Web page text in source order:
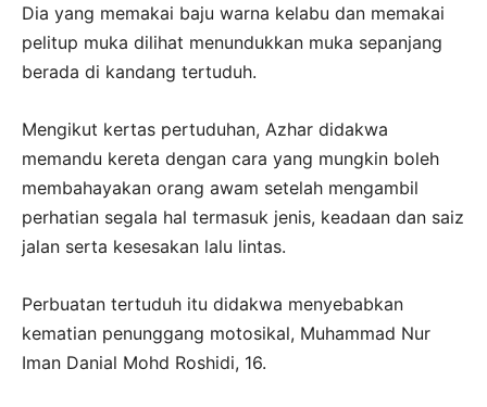
Dia yang memakai baju warna kelabu dan memakai
pelitup muka dilihat menundukkan muka sepanjang
berada di kandang tertuduh.
Mengikut kertas pertuduhan, Azhar didakwa
memandu kereta dengan cara yang mungkin boleh
membahayakan orang awam setelah mengambil
perhatian segala hal termasuk jenis, keadaan dan saiz
jalan serta kesesakan lalu lintas.
Perbuatan tertuduh itu didakwa menyebabkan
kematian penunggang motosikal, Muhammad Nur
Iman Danial Mohd Roshidi, 16.